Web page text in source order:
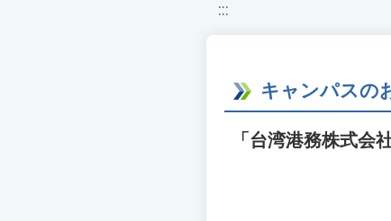
:::
キャンパスの
「台湾港務株式会